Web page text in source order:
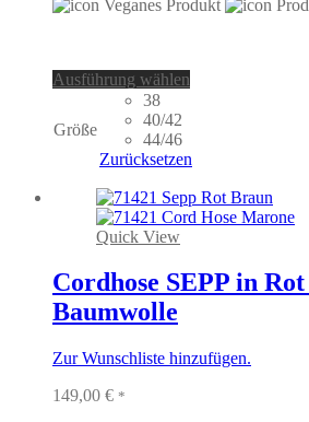
Ausführung wählen
Varianten
Die
Optionen
der
Produktseite
Größe
38
40/42
44/46
Zurücksetzen
Quick View
Cordhose SEPP in
Baumwolle
Zur Wunschliste hinzufügen.
149,00 € *